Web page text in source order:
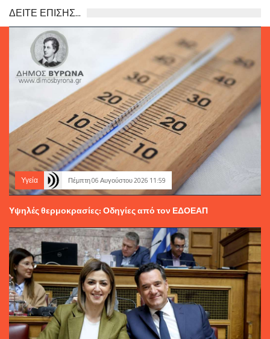
ΔΕΙΤΕ ΕΠΙΣΗΣ...
Υγεία Πέμπτη 06 Αυγούστου 2026 11:59
Υψηλές θερμοκρασίες: Οδηγίες από τον ΕΔΟΕΑΠ